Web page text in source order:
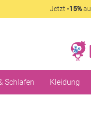
Jetzt -15%
Schlafen Kleidung